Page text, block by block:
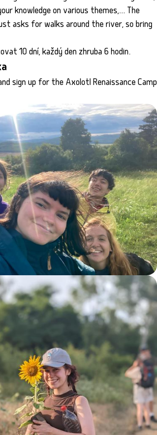
knowledge on various themes,... The
asks for walks around the river, so bring
10 dní, každý den zhruba 6 hodin.
sign up for the Axolotl Renaissance Camp